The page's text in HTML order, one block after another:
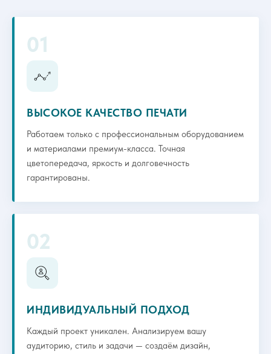
01
ВЫСОКОЕ КАЧЕСТВО ПЕЧАТИ
Работаем только с профессиональным оборудованием
и материалами премиум-класса. Точная
цветопередача, яркость и долговечность
гарантированы.
02
ИНДИВИДУАЛЬНЫЙ ПОДХОД
Каждый проект уникален. Анализируем вашу
аудиторию, стиль и задачи — создаём дизайн,